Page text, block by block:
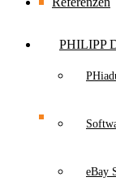
PHILIPP
eBay